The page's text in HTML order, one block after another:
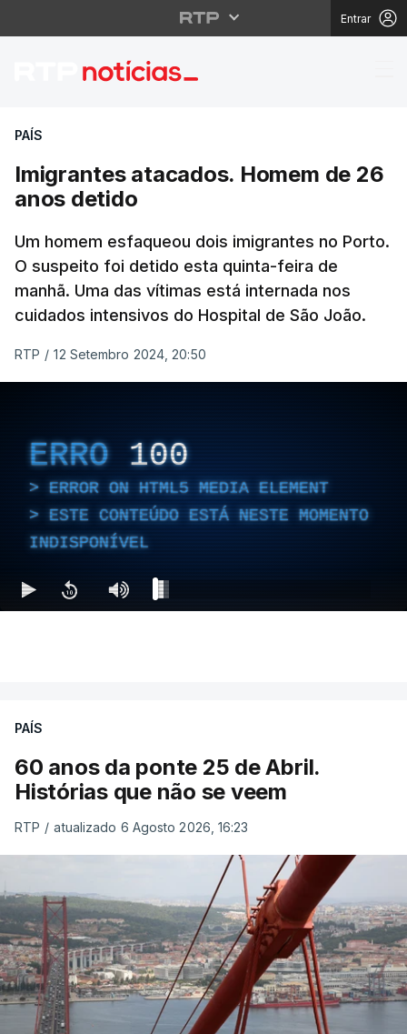
Entrar
Imigrantes atacados.
PAÍS
Imigrantes atacados. Homem de 26
anos detido
Um homem esfaqueou dois imigrantes no Porto.
O suspeito foi detido esta quinta-feira de
manhã. Uma das vítimas está internada nos
cuidados intensivos do Hospital de São João.
RTP / 12 Setembro 2024, 20:50
ERRO 100
ERROR ON HTML5 MEDIA ELEMENT
ESTE CONTEÚDO ESTÁ NESTE MOMENTO
INDISPONÍVEL
PAÍS
60 anos da ponte 25 de Abril.
Histórias que não se veem
RTP / atualizado 6 Agosto 2026, 16:23